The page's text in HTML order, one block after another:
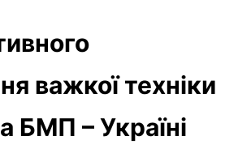
важкої техніки
БМП – Україні